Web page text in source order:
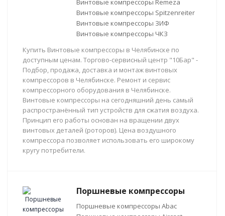
Винтовые компрессоры Remeza
Винтовые компрессоры Spitzenreiter
Винтовые компрессоры ЗИФ
Винтовые компрессоры ЧКЗ
Купить Винтовые компрессоры в Челябинске по
доступным ценам. Торгово-сервисный центр "10Бар" -
Подбор, продажа, доставка и монтаж винтовых
компрессоров в Челябинске. Ремонт и сервис
компрессорного оборудования в Челябинске.
Винтовые компрессоры на сегодняшний день самый
распространённый тип устройств для сжатия воздуха.
Принцип его работы основан на вращении двух
винтовых деталей (роторов). Цена воздушного
компрессора позволяет использовать его широкому
кругу потребители.
Поршневые компрессоры
Поршневые компрессоры Abac